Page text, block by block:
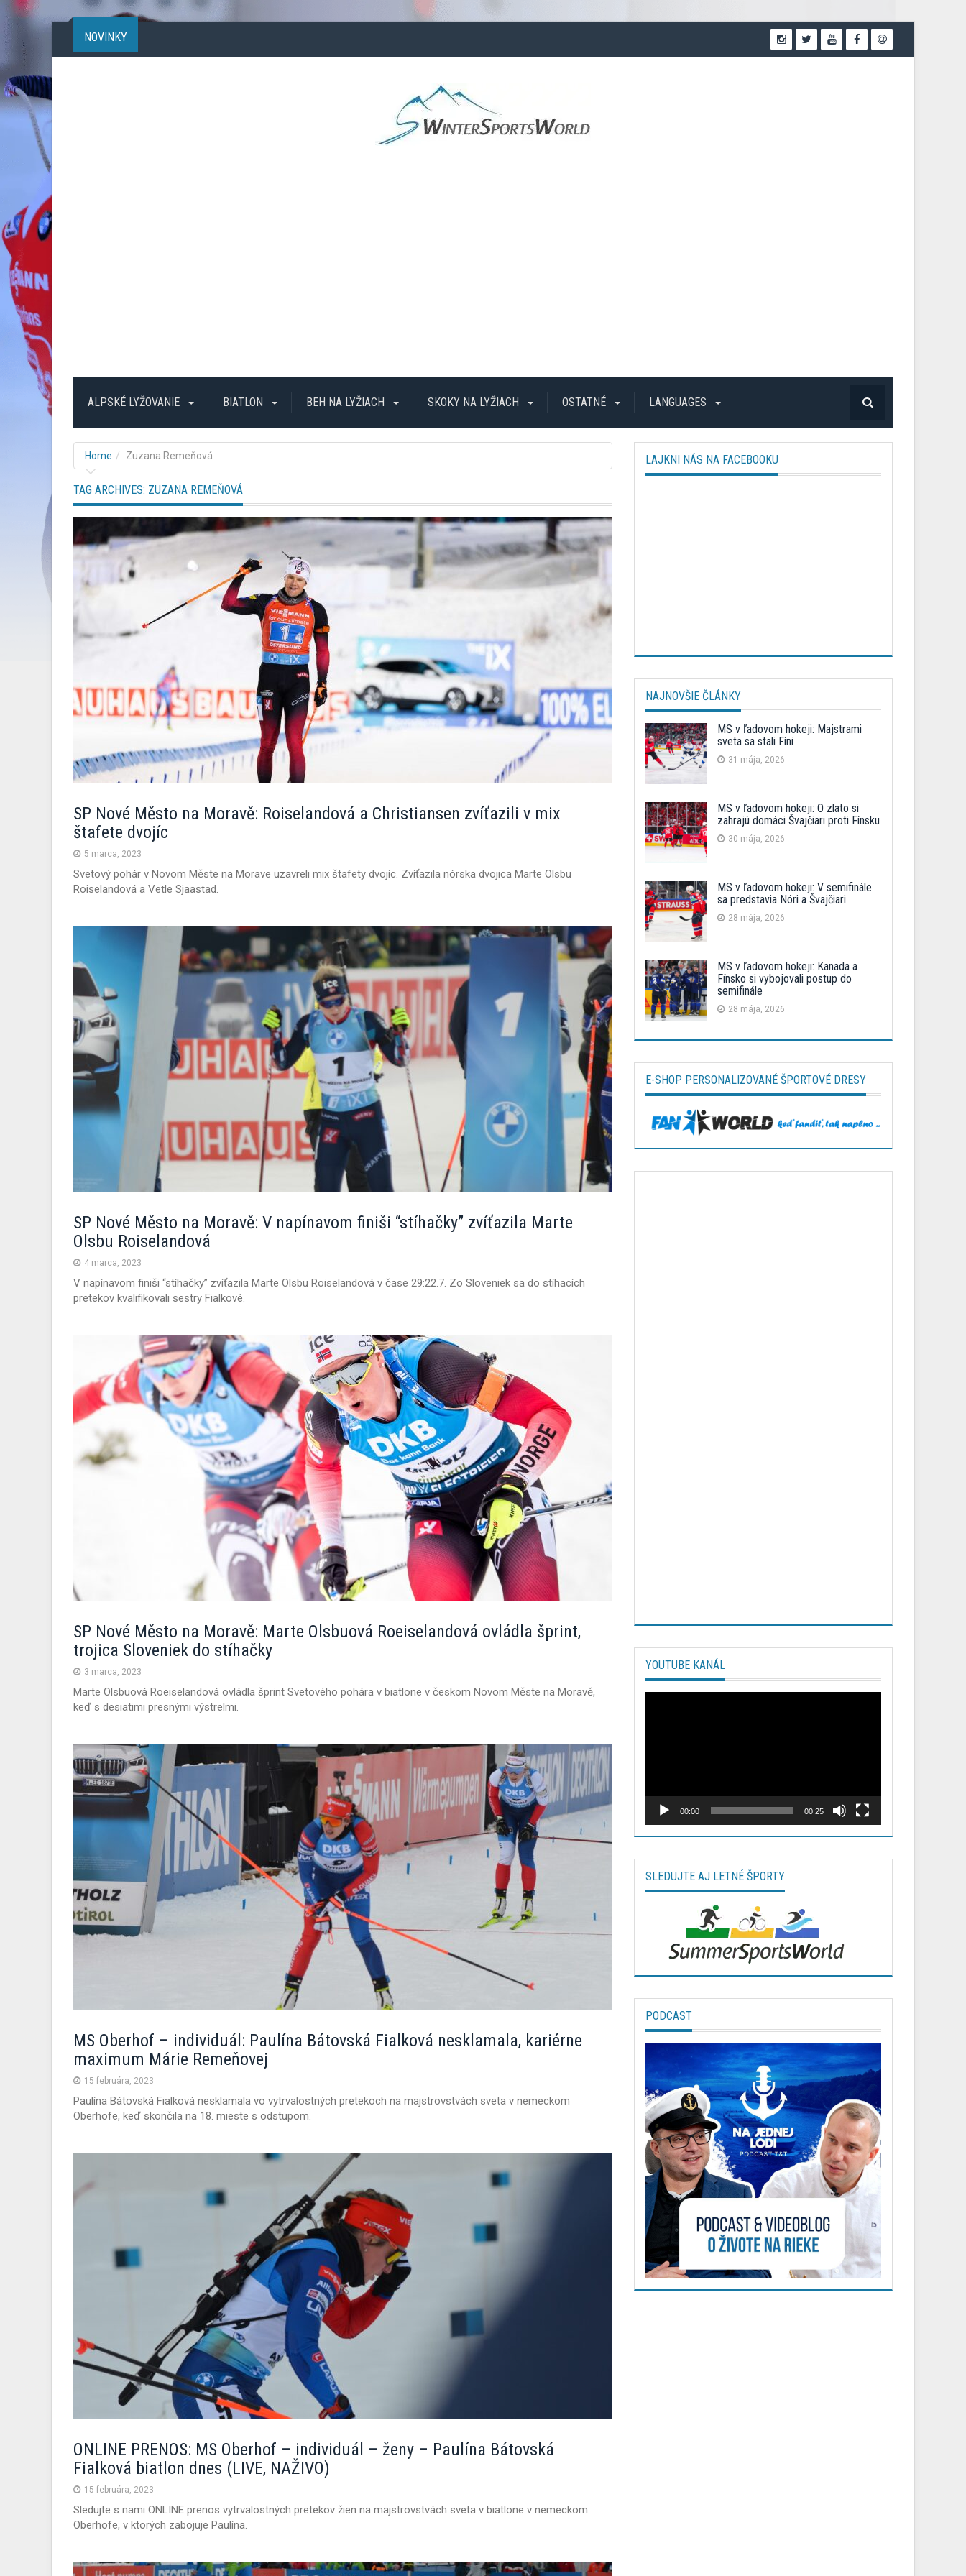
NOVINKY
ALPSKÉ LYŽOVANIE BIATLON BEH NA LYŽIACH SKOKY NA LYŽIACH OSTATNÉ LANGUAGES
Home Zuzana Remeňová
TAG ARCHIVES: ZUZANA REMEŇOVÁ
SP Nové Město na Moravě: Roiselandová a Christiansen zvíťazili v mix
štafete dvojíc
5 marca, 2023
Svetový pohár v Novom Měste na Morave uzavreli mix štafety dvojíc. Zvíťazila nórska dvojica Marte Olsbu
Roiselandová a Vetle Sjaastad.
SP Nové Město na Moravě: V napínavom finiši “stíhačky” zvíťazila Marte
Olsbu Roiselandová
4 marca, 2023
V napínavom finiši “stíhačky” zvíťazila Marte Olsbu Roiselandová v čase 29:22.7. Zo Sloveniek sa do stíhacích
pretekov kvalifikovali sestry Fialkové.
SP Nové Město na Moravě: Marte Olsbuová Roeiselandová ovládla šprint,
trojica Sloveniek do stíhačky
3 marca, 2023
Marte Olsbuová Roeiselandová ovládla šprint Svetového pohára v biatlone v českom Novom Měste na Moravě,
keď s desiatimi presnými výstrelmi.
MS Oberhof – individuál: Paulína Bátovská Fialková nesklamala, kariérne
maximum Márie Remeňovej
15 februára, 2023
Paulína Bátovská Fialková nesklamala vo vytrvalostných pretekoch na majstrovstvách sveta v nemeckom
Oberhofe, keď skončila na 18. mieste s odstupom.
ONLINE PRENOS: MS Oberhof – individuál – ženy – Paulína Bátovská
Fialková biatlon dnes (LIVE, NAŽIVO)
15 februára, 2023
Sledujte s nami ONLINE prenos vytrvalostných pretekov žien na majstrovstvách sveta v biatlone v nemeckom
Oberhofe, v ktorých zabojuje Paulína.
LAJKNI NÁS NA FACEBOOKU
NAJNOVŠIE ČLÁNKY
MS v ľadovom hokeji: Majstrami
sveta sa stali Fíni
31 mája, 2026
MS v ľadovom hokeji: O zlato si
zahrajú domáci Švajčiari proti Fínsku
30 mája, 2026
MS v ľadovom hokeji: V semifinále
sa predstavia Nóri a Švajčiari
28 mája, 2026
MS v ľadovom hokeji: Kanada a
Fínsko si vybojovali postup do
semifinále
28 mája, 2026
E-SHOP PERSONALIZOVANÉ ŠPORTOVÉ DRESY
YOUTUBE KANÁL
00:00 00:25
SLEDUJTE AJ LETNÉ ŠPORTY
PODCAST